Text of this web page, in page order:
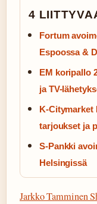
4
Fortum
Espoossa &
EM koripallo
ja TV-
K-Citymarket
tarjoukset ja
S-Pankki
Helsingissä
Jarkko Tamminen